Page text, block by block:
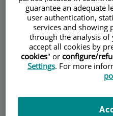
de las disfunciones del
incontinencia urinaria,
incontinencia fecal.
La musculatura del
ayuda al control de la
urinaria y el recto. Los
predisponen a las
síntomas, como la
guarantee an adequate
user authentication,
services and showing
through the analysis of
accept all cookies by
cookies" or configure/
Settings. For more